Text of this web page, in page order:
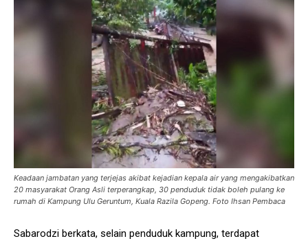
Keadaan jambatan yang terjejas akibat kejadian kepala air yang mengakibatkan
20 masyarakat Orang Asli terperangkap, 30 penduduk tidak boleh pulang ke
rumah di Kampung Ulu Geruntum, Kuala Razila Gopeng. Foto Ihsan Pembaca
Sabarodzi berkata, selain penduduk kampung, terdapat